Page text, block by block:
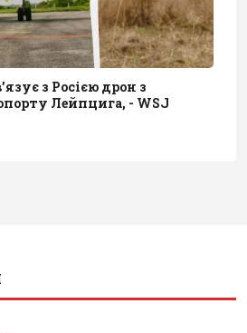
з Росією дрон з
Лейпцига, - WSJ